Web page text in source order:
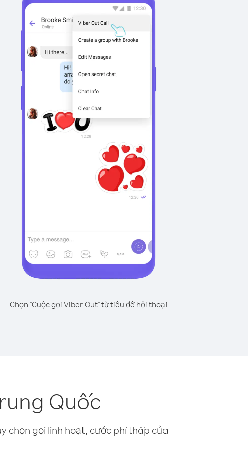
Chọn "Cuộc gọi Viber Out" từ tiêu đề hội thoại
Quốc
chọn gọi linh hoạt, cước phí thấp của